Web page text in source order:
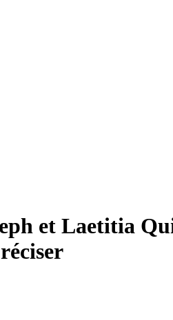
et Laetitia